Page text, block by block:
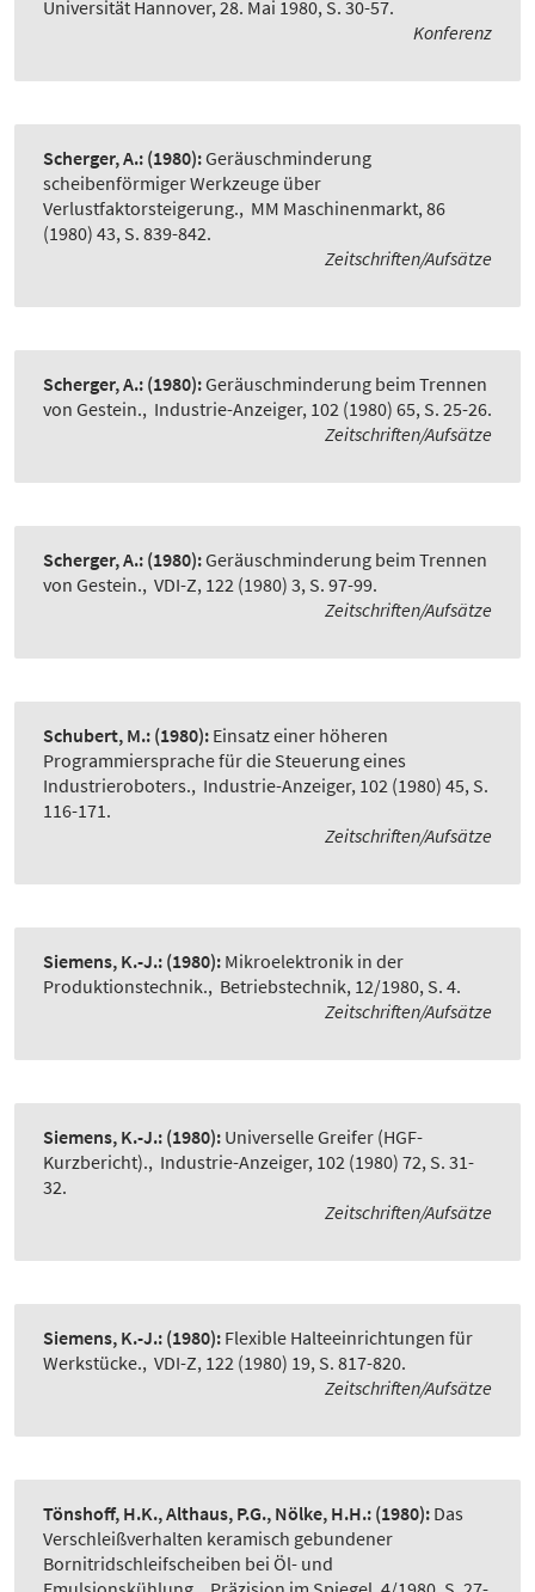
Universität Hannover, 28. Mai 1980, S. 30-57.
Konferenz
Scherger, A.: (1980):Geräuschminderung
scheibenförmiger Werkzeuge über
Verlustfaktorsteigerung., MM Maschinenmarkt, 86
(1980) 43, S. 839-842.
Zeitschriften/Aufsätze
Scherger, A.: (1980):Geräuschminderung beim Trennen
von Gestein., Industrie-Anzeiger, 102 (1980) 65, S. 25-26.
Zeitschriften/Aufsätze
Scherger, A.: (1980):Geräuschminderung beim Trennen
von Gestein., VDI-Z, 122 (1980) 3, S. 97-99.
Zeitschriften/Aufsätze
Schubert, M.: (1980): Einsatz einer höheren
Programmiersprache für die Steuerung eines
Industrieroboters., Industrie-Anzeiger, 102 (1980) 45, S.
116-171.
Zeitschriften/Aufsätze
Siemens, K.-J.: (1980): Mikroelektronik in der
Produktionstechnik., Betriebstechnik, 12/1980, S. 4.
Zeitschriften/Aufsätze
Siemens, K.-J.: (1980): Universelle Greifer (HGF-
Kurzbericht)., Industrie-Anzeiger, 102 (1980) 72, S. 31-
32.
Zeitschriften/Aufsätze
Siemens, K.-J.: (1980): Flexible Halteeinrichtungen für
Werkstücke., VDI-Z, 122 (1980) 19, S. 817-820.
Zeitschriften/Aufsätze
Tönshoff, H.K., Althaus, P.G., Nölke, H.H.: (1980): Das
Verschleißverhalten keramisch gebundener
Bornitridschleifscheiben bei Öl- und